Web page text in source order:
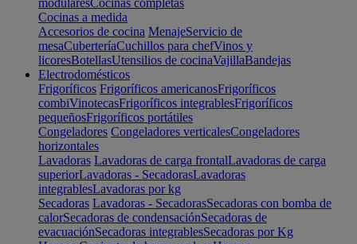
modularesCocinas completas
Cocinas a medida
Accesorios de cocina MenajeServicio de
mesaCuberteríaCuchillos para chefVinos y
licoresBotellasUtensilios de cocinaVajillaBandejas
Electrodomésticos
Frigoríficos Frigoríficos americanosFrigoríficos
combiVinotecasFrigoríficos integrablesFrigoríficos
pequeñosFrigoríficos portátiles
Congeladores Congeladores verticalesCongeladores
horizontales
Lavadoras Lavadoras de carga frontalLavadoras de carga
superiorLavadoras - SecadorasLavadoras
integrablesLavadoras por kg
Secadoras Lavadoras - SecadorasSecadoras con bomba de
calorSecadoras de condensaciónSecadoras de
evacuaciónSecadoras integrablesSecadoras por Kg